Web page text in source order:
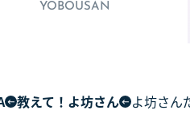
YOBOUSAN
教えて！よ坊さん よ坊さ